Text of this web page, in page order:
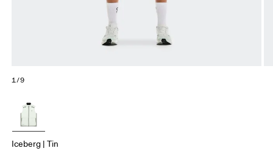
1/9
Iceberg | Tin